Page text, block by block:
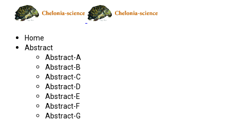
Home
Abstract
Abstract-A
Abstract-B
Abstract-C
Abstract-D
Abstract-E
Abstract-F
Abstract-G